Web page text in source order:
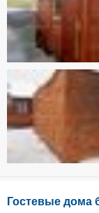
Гостевые дома